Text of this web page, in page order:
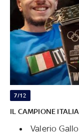
7/12
IL CAMPIONE
Valerio